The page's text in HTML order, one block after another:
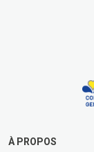
À PROPOS